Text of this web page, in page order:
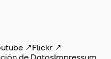
Flickr